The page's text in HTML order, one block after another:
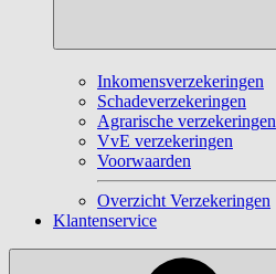
Inkomensverzekeringen
Schadeverzekeringen
Agrarische verzekeringen
VvE verzekeringen
Voorwaarden
Overzicht Verzekeringen
Klantenservice